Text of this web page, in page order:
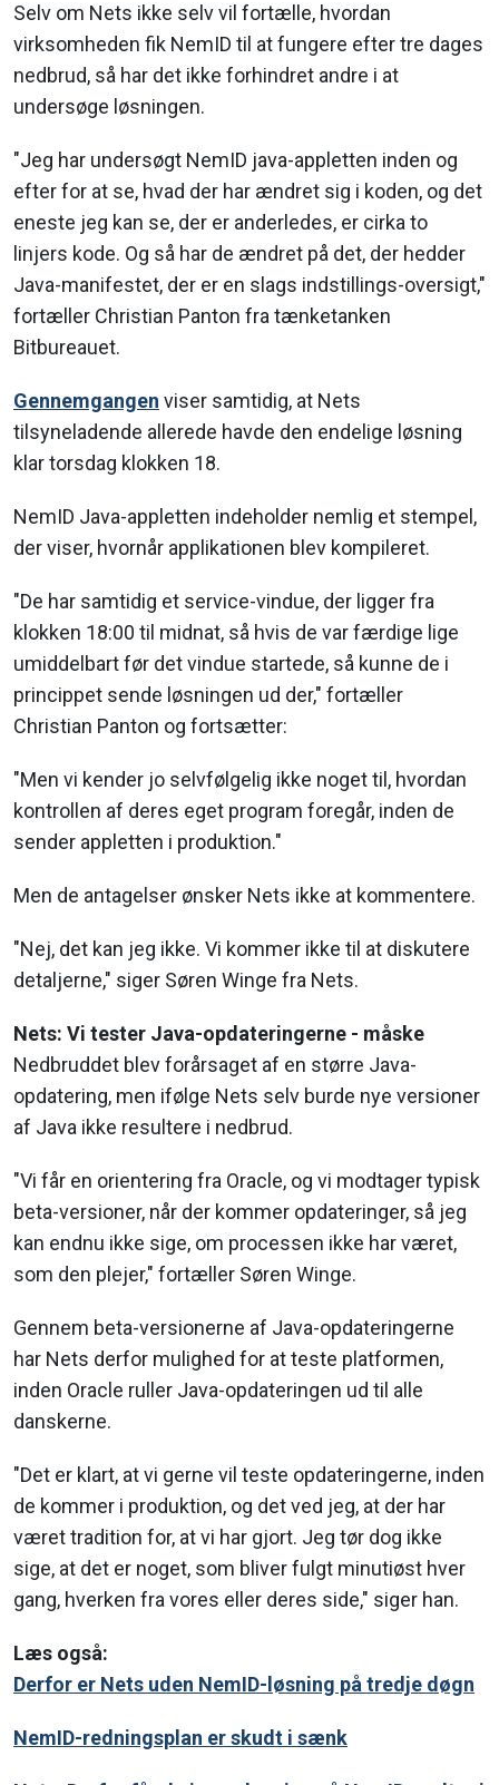
Selv om Nets ikke selv vil fortælle, hvordan
virksomheden fik NemID til at fungere efter tre dages
nedbrud, så har det ikke forhindret andre i at
undersøge løsningen.
"Jeg har undersøgt NemID java-appletten inden og
efter for at se, hvad der har ændret sig i koden, og det
eneste jeg kan se, der er anderledes, er cirka to
linjers kode. Og så har de ændret på det, der hedder
Java-manifestet, der er en slags indstillings-oversigt,"
fortæller Christian Panton fra tænketanken
Bitbureauet.
Gennemgangen viser samtidig, at Nets
tilsyneladende allerede havde den endelige løsning
klar torsdag klokken 18.
NemID Java-appletten indeholder nemlig et stempel,
der viser, hvornår applikationen blev kompileret.
"De har samtidig et service-vindue, der ligger fra
klokken 18:00 til midnat, så hvis de var færdige lige
umiddelbart før det vindue startede, så kunne de i
princippet sende løsningen ud der," fortæller
Christian Panton og fortsætter:
"Men vi kender jo selvfølgelig ikke noget til, hvordan
kontrollen af deres eget program foregår, inden de
sender appletten i produktion."
Men de antagelser ønsker Nets ikke at kommentere.
"Nej, det kan jeg ikke. Vi kommer ikke til at diskutere
detaljerne," siger Søren Winge fra Nets.
Nets: Vi tester Java-opdateringerne - måske
Nedbruddet blev forårsaget af en større Java-
opdatering, men ifølge Nets selv burde nye versioner
af Java ikke resultere i nedbrud.
"Vi får en orientering fra Oracle, og vi modtager typisk
beta-versioner, når der kommer opdateringer, så jeg
kan endnu ikke sige, om processen ikke har været,
som den plejer," fortæller Søren Winge.
Gennem beta-versionerne af Java-opdateringerne
har Nets derfor mulighed for at teste platformen,
inden Oracle ruller Java-opdateringen ud til alle
danskerne.
"Det er klart, at vi gerne vil teste opdateringerne, inden
de kommer i produktion, og det ved jeg, at der har
været tradition for, at vi har gjort. Jeg tør dog ikke
sige, at det er noget, som bliver fulgt minutiøst hver
gang, hverken fra vores eller deres side," siger han.
Læs også:
Derfor er Nets uden NemID-løsning på tredje døgn
NemID-redningsplan er skudt i sænk